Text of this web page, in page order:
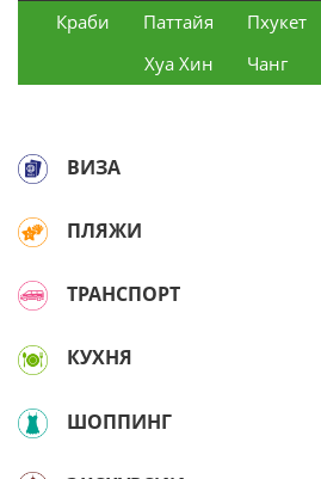
Краби Паттайя Пхукет
Хуа Хин
Чанг
ВИЗА
ПЛЯЖИ
ТРАНСПОРТ
КУХНЯ
ШОППИНГ